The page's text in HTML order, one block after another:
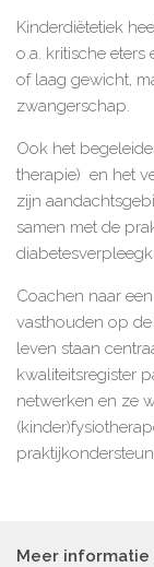
Kinderdiëtetiek
o.a. kritische
of laag gewicht,
zwangerschap.
Ook het
therapie) en het
zijn
samen met de
Coachen naar
vasthouden op
leven staan
kwaliteitsregister
netwerken en ze
Meer informatie